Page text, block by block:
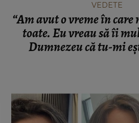
VEDETE
“Am avut o vreme în
toate. Eu vreau să îi
Dumnezeu că tu-mi